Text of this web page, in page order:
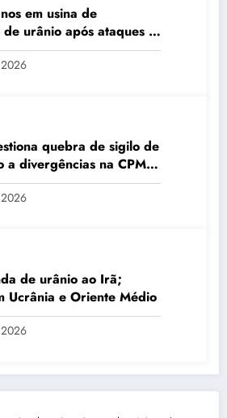
em usina de
urânio após ataques e
detalhes sobre
enriquecido
quebra de sigilo de
a divergências na CPMI
de urânio ao Irã;
Ucrânia e Oriente Médio